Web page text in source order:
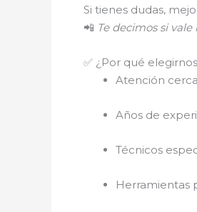
Si tienes dudas,
📲 Te decimos si
✅ ¿Por qué
Atención
Años de
Técnicos
Herramientas